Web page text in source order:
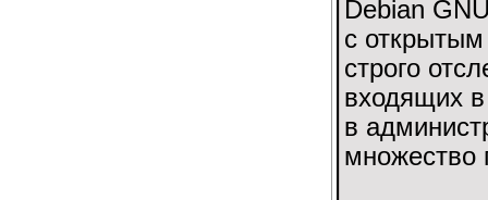
Debian
с
строго
входящих
в
множество